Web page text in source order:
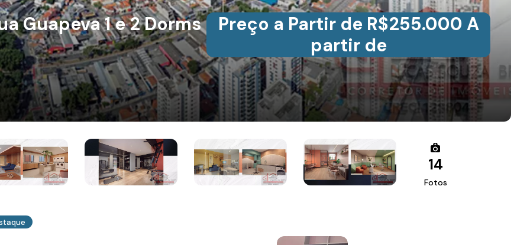
Guapeva 1 e 2 Dorms
Preço a Partir de R$255.000 A
partir de
14
Fotos